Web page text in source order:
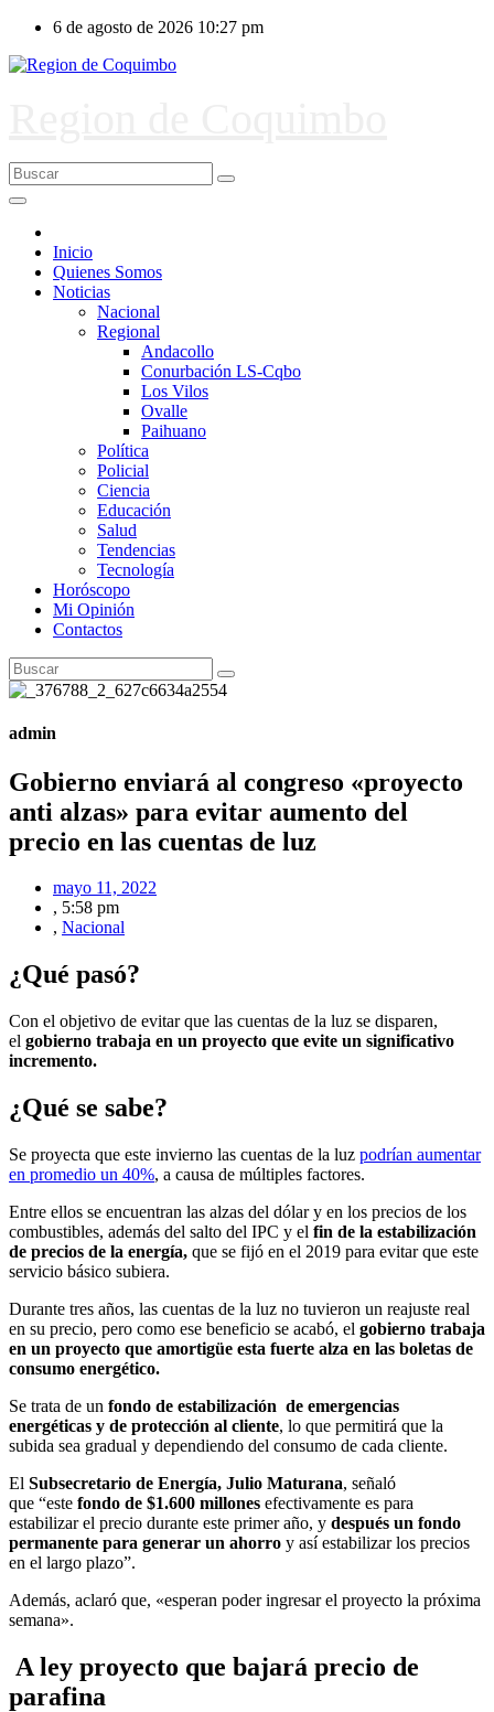
contenido
6 de agosto de 2026 10:27 pm
Inicio
Quienes Somos
Noticias
Nacional
Regional
Andacollo
Conurbación LS-Cqbo
Los Vilos
Ovalle
Paihuano
Política
Policial
Ciencia
Educación
Salud
Tendencias
Tecnología
Horóscopo
Mi Opinión
Contactos
admin
Gobierno enviará al congreso «proyecto
anti alzas» para evitar aumento del
precio en las cuentas de luz
mayo 11, 2022
, 5:58 pm
, Nacional
¿Qué pasó?
Con el objetivo de evitar que las cuentas de la luz se disparen,
el gobierno trabaja en un proyecto que evite un significativo
incremento.
¿Qué se sabe?
Se proyecta que este invierno las cuentas de la luz podrían aumentar
en promedio un 40%, a causa de múltiples factores.
Entre ellos se encuentran las alzas del dólar y en los precios de los
combustibles, además del salto del IPC y el fin de la estabilización
de precios de la energía, que se fijó en el 2019 para evitar que este
servicio básico subiera.
Durante tres años, las cuentas de la luz no tuvieron un reajuste real
en su precio, pero como ese beneficio se acabó, el gobierno trabaja
en un proyecto que amortigüe esta fuerte alza en las boletas de
consumo energético.
Se trata de un fondo de estabilización de emergencias
energéticas y de protección al cliente, lo que permitirá que la
subida sea gradual y dependiendo del consumo de cada cliente.
El Subsecretario de Energía, Julio Maturana, señaló
que “este fondo de $1.600 millones efectivamente es para
estabilizar el precio durante este primer año, y después un fondo
permanente para generar un ahorro y así estabilizar los precios
en el largo plazo”.
Además, aclaró que, «esperan poder ingresar el proyecto la próxima
semana».
A ley proyecto que bajará precio de
parafina